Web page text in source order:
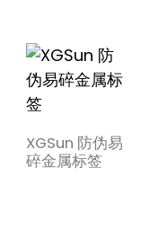
XGSun 防伪易
碎金属标签